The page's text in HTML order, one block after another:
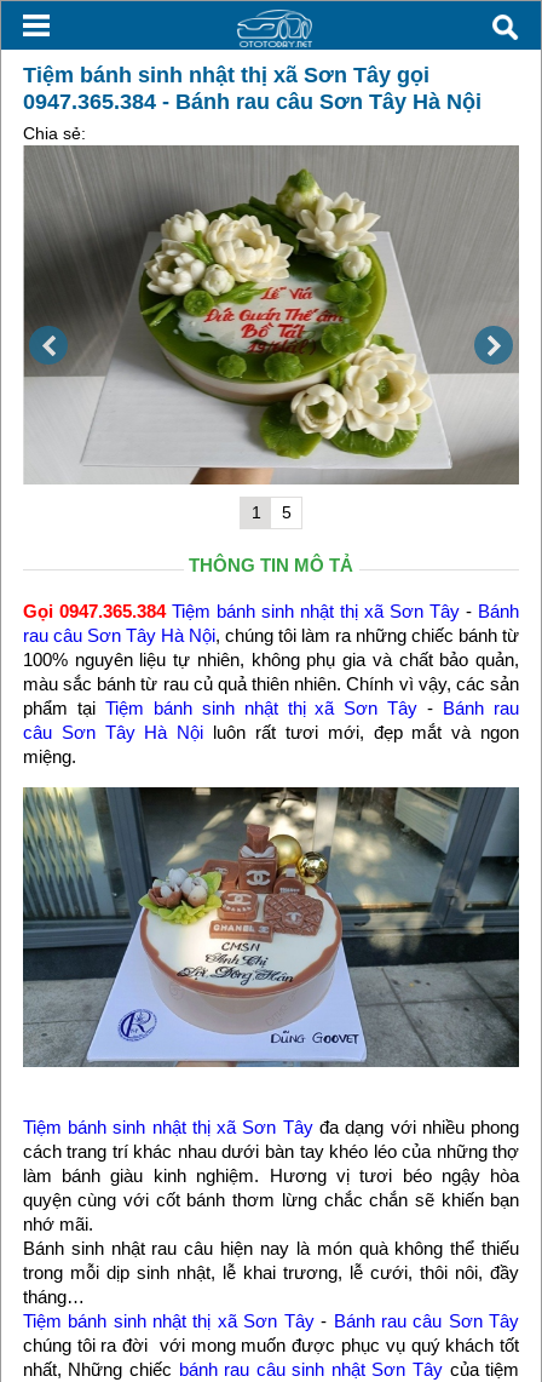
Tiệm bánh sinh nhật thị xã Sơn Tây gọi
0947.365.384 - Bánh rau câu Sơn Tây Hà Nội
Chia sẻ:
1 5
THÔNG TIN MÔ TẢ
Gọi 0947.365.384 Tiệm bánh sinh nhật thị xã Sơn Tây - Bánh
rau câu Sơn Tây Hà Nội, chúng tôi làm ra những chiếc bánh từ
100% nguyên liệu tự nhiên, không phụ gia và chất bảo quản,
màu sắc bánh từ rau củ quả thiên nhiên. Chính vì vậy, các sản
phẩm tại Tiệm bánh sinh nhật thị xã Sơn Tây - Bánh rau
câu Sơn Tây Hà Nội luôn rất tươi mới, đẹp mắt và ngon
miệng.
Tiệm bánh sinh nhật thị xã Sơn Tâyđa dạng với nhiều phong
cách trang trí khác nhau dưới bàn tay khéo léo của những thợ
làm bánh giàu kinh nghiệm. Hương vị tươi béo ngậy hòa
quyện cùng với cốt bánh thơm lừng chắc chắn sẽ khiến bạn
nhớ mãi.
Bánh sinh nhật rau câu hiện nay là món quà không thể thiếu
trong mỗi dịp sinh nhật, lễ khai trương, lễ cưới, thôi nôi, đầy
tháng…
Tiệm bánh sinh nhật thị xã Sơn Tây- Bánh rau câu Sơn Tây
chúng tôi ra đời với mong muốn được phục vụ quý khách tốt
nhất, Những chiếc bánh rau câu sinh nhật Sơn Tây của tiệm